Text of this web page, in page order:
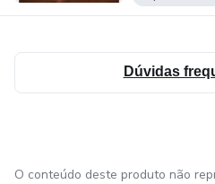
Dúvidas
O conteúdo deste produto não